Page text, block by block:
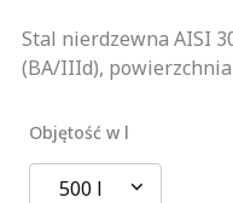
Stal nierdzewna AISI
(BA/IIId),
Objętość w l
500 l